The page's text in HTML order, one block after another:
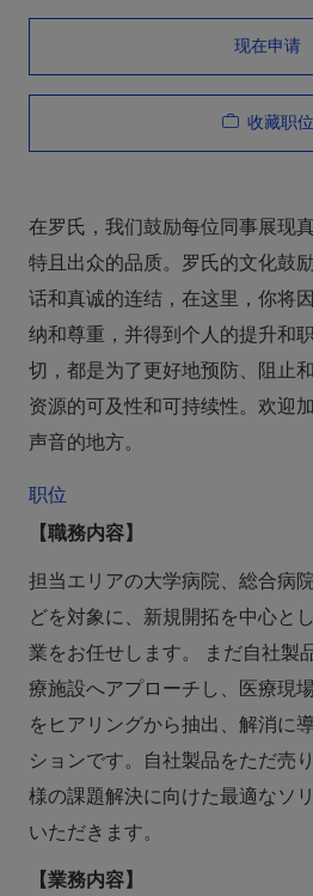
现在申请
收藏职位
在罗氏，我们鼓励每位同事展现
特且出众的品质。罗氏的文化鼓
话和真诚的连结，在这里，你将
纳和尊重，并得到个人的提升和
切，都是为了更好地预防、阻止
资源的可及性和可持续性。欢迎
声音的地方。
职位
【職務内容】
担当エリアの大学病院、総合病
どを対象に、新規開拓を中心と
業をお任せします。 まだ自社製
療施設へアプローチし、医療現
をヒアリングから抽出、解消に
ションです。自社製品をただ売
様の課題解決に向けた最適なソ
いただきます。
【業務内容】